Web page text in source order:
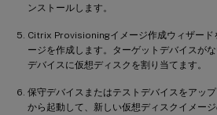
ンストールします。
Citrix Provisioningイメージ作成ウィザード
ージを作成します。ターゲットデバイスが
デバイスに仮想ディスクを割り当てます。
保守デバイスまたはテストデバイスをアッ
から起動して、新しい仮想ディスクイメー